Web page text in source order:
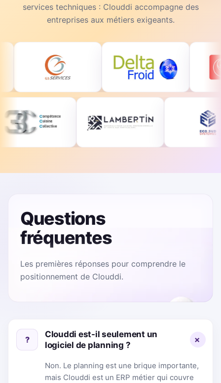
services techniques : Clouddi accompagne des
entreprises aux métiers exigeants.
Questions
fréquentes
Les premières réponses pour comprendre le
positionnement de Clouddi.
?
Clouddi est-il seulement un
logiciel de planning ?
Non. Le planning est une brique importante,
mais Clouddi est un ERP métier qui couvre